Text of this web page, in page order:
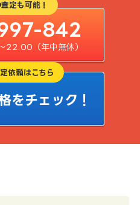
定も可能！
842
22:00（年中無休）
依頼はこちら
をチェック！